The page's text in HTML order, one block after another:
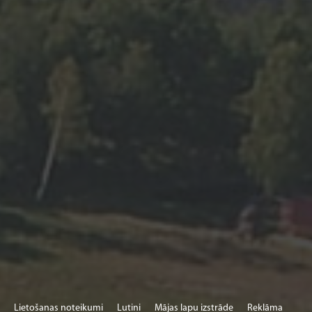
tiem ir atdalīti ar mūra sienu. Daudzi
Karaļa avota ūdens enerģētika pozitīvi
Mūsu pēdējā pieturas vieta bija Bēnes
1878. gadā. Pa šo laiku muiža tika vairākas
nomainījās vairāki muižas īpašnieki. Līdz
ne tikai muiža ēka, bet arī muižas
saimniecībā noderīgas ēkas.
Lietošanas noteikumi Lutini Mājas lapu izstrāde Reklāma